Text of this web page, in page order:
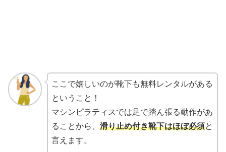
ここで嬉しいのが靴下も無料レンタルがある
ということ！
マシンピラティスでは足で踏ん張る動作があ
ることから、 滑り止め付き靴下はほぼ必須と
言えます。